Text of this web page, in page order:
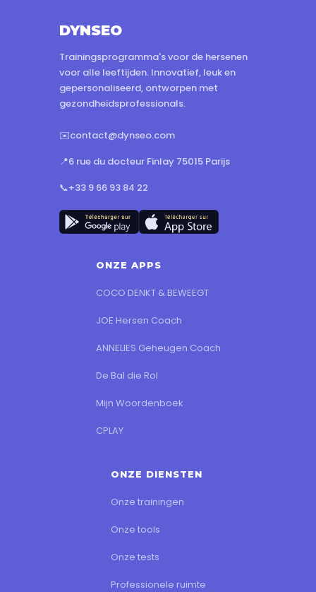
DYNSEO
Trainingsprogramma's voor de hersenen
voor alle leeftijden. Innovatief, leuk en
gepersonaliseerd, ontworpen met
gezondheidsprofessionals.
✉️contact@dynseo.com
📍6 rue du docteur Finlay 75015 Parijs
📞+33 9 66 93 84 22
ONZE APPS
COCO DENKT & BEWEEGT
JOE Hersen Coach
ANNELIES Geheugen Coach
De Bal die Rol
Mijn Woordenboek
CPLAY
ONZE DIENSTEN
Onze trainingen
Onze tools
Onze tests
Professionele ruimte